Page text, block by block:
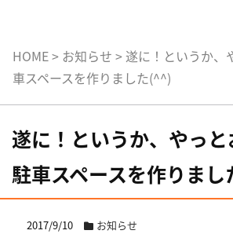
HOME> お知らせ >遂に！というか、
車スペースを作りました(^^)
遂に！というか、やっ
駐車スペースを作りま
2017/9/10 お知らせ